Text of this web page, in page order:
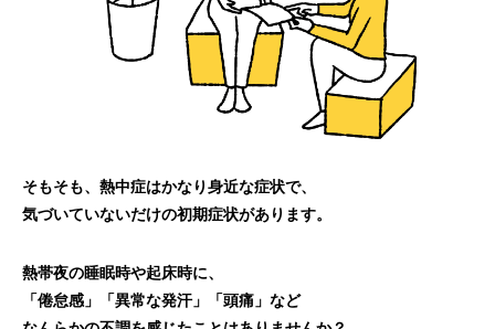
そもそも、熱中症はかなり身近な症状で、
気づいていないだけの初期症状があります。
熱帯夜の睡眠時や起床時に、
「倦怠感」「異常な発汗」「頭痛」など